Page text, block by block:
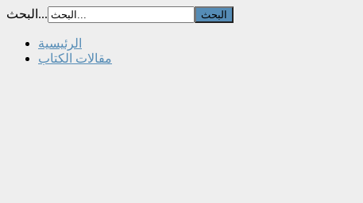
البحث...
الرئيسية
مقالات الكتاب